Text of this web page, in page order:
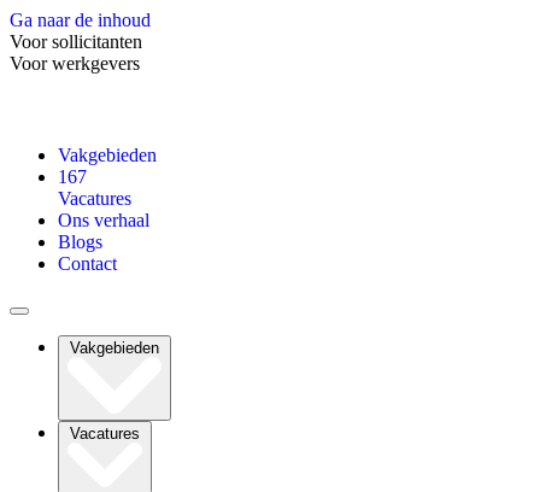
Ga naar de inhoud
Voor sollicitanten
Voor werkgevers
Vakgebieden
167
Vacatures
Ons verhaal
Blogs
Contact
Vakgebieden
Vacatures